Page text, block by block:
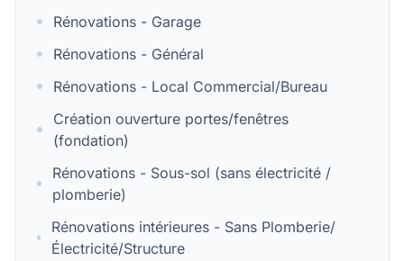
Rénovations - Garage
Rénovations - Général
Rénovations - Local Commercial/Bureau
Création ouverture portes/fenêtres
(fondation)
Rénovations - Sous-sol (sans électricité /
plomberie)
Rénovations intérieures - Sans Plomberie/
Électricité/Structure